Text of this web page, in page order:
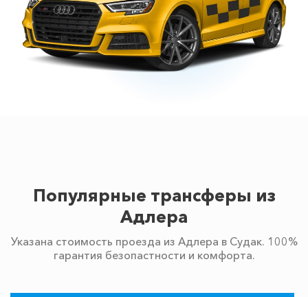
Популярные трансферы из
Адлера
Указана стоимость проезда из Адлера в Судак. 100%
гарантия безопастности и комфорта.